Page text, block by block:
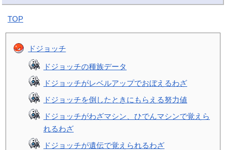
TOP
ドジョッチ
ドジョッチの種族データ
ドジョッチがレベルアップでおぼえるわざ
ドジョッチを倒したときにもらえる努力値
ドジョッチがわざマシン、ひでんマシンで覚えら
れるわざ
ドジョッチが遺伝で覚えられるわざ